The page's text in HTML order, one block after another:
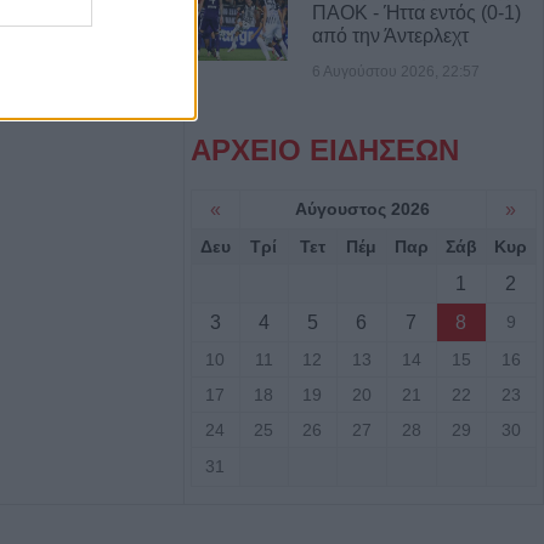
χώρο μετά τον
ΠΑΟΚ - Ήττα εντός (0-1)
από την Άντερλεχτ
6 Αυγούστου 2026, 22:57
ΑΡΧΕΙΟ ΕΙΔΗΣΕΩΝ
« Αύγουστος 2026 »
Δευ Τρί Τετ Πέμ Παρ Σάβ Κυρ
1
2
3
4 5 6 7 8
9
10
11 12 13 14 15
16
17
18 19 20 21 22
23
24
25 26 27 28 29
30
31